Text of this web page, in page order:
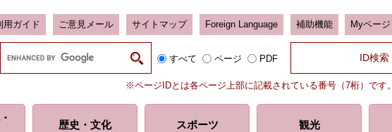
用ガイド ご意見メール サイトマップ Foreign Language 補助機能 Myページ
すべて ページ PDF
※ページIDとは各ページ上部に記載されている番号（7桁）です。
歴史・ 文化 スポーツ 観光